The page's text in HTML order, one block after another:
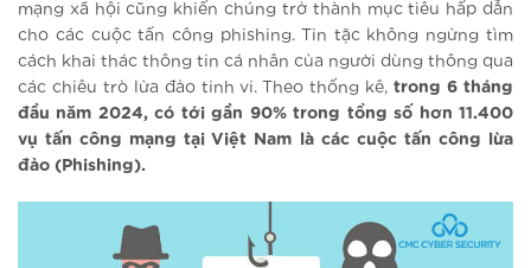
mạng xã hội cũng khiến chúng trở thành mục tiêu hấp dẫn
cho các cuộc tấn công phishing. Tin tặc không ngừng tìm
cách khai thác thông tin cá nhân của người dùng thông qua
các chiêu trò lừa đảo tinh vi. Theo thống kê, trong 6 tháng
đầu năm 2024, có tới gần 90% trong tổng số hơn 11.400
vụ tấn công mạng tại Việt Nam là các cuộc tấn công lừa
đảo (Phishing).